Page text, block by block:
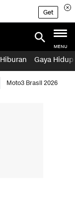
Get
MENU
Hiburan Gaya Hidup
Moto3 Brasil 2026